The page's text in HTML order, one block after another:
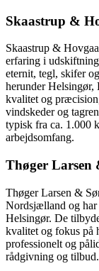
Skaastrup &
Skaastrup &
erfaring i
eternit, tegl, skifer
herunder
kvalitet og
vindskeder og
typisk fra ca. 1.000
arbejdsomfang.
Thøger Larsen
Thøger Larsen &
Nordsjælland og har
Helsingør. De
kvalitet og fokus på
professionelt og
rådgivning og tilbud.